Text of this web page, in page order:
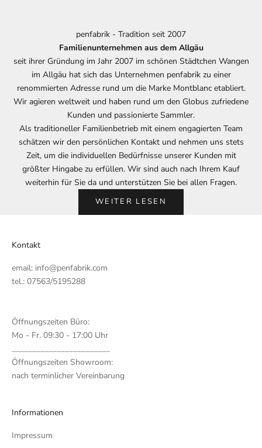
penfabrik - Tradition seit 2007
Familienunternehmen aus dem Allgäu
seit ihrer Gründung im Jahr 2007 im schönen Städtchen Wangen
im Allgäu hat sich das Unternehmen penfabrik zu einer
renommierten Adresse rund um die Marke Montblanc etabliert.
Wir agieren weltweit und haben rund um den Globus zufriedene
Kunden und passionierte Sammler.
Als traditioneller Familienbetrieb mit einem engagierten Team
schätzen wir den persönlichen Kontakt und nehmen uns stets
Zeit, um die individuellen Bedürfnisse unserer Kunden mit
größter Hingabe zu erfüllen. Wir sind auch nach Ihrem Kauf
weiterhin für Sie da und unterstützen Sie bei allen Fragen.
WEITER LESEN
Kontakt
email: info@penfabrik.com
tel.: 07563/5195288
Öffnungszeiten Büro:
Mo - Fr. 09:30 - 17:00 Uhr
Öffnungszeiten Showroom:
nach terminlicher Vereinbarung
Informationen
Impressum